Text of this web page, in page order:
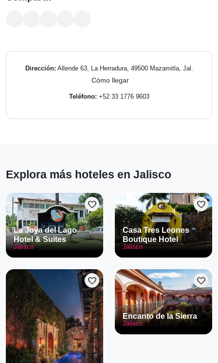
Dirección: Allende 63, La Herradura, 49500 Mazamitla, Jal.
Cómo llegar
Teléfono: +52 33 1776 9603
Explora más hoteles en Jalisco
favorite
La Joya del Lago
Hotel & Suites
Jalisco
favorite
Casa Tres Leones
Boutique Hotel
Jalisco
favorite favorite
Encanto de la Sierra
Jalisco